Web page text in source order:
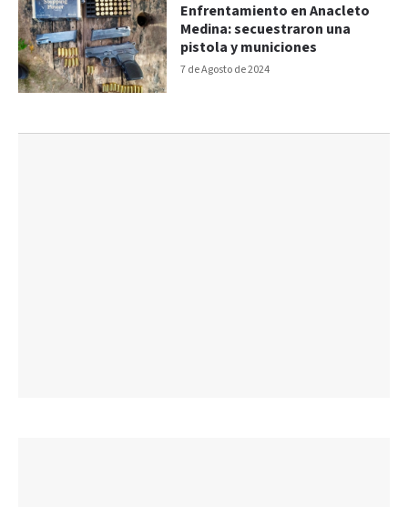
7 de Agosto de 2024
Enfrentamiento en Anacleto
Medina: secuestraron una
pistola y municiones